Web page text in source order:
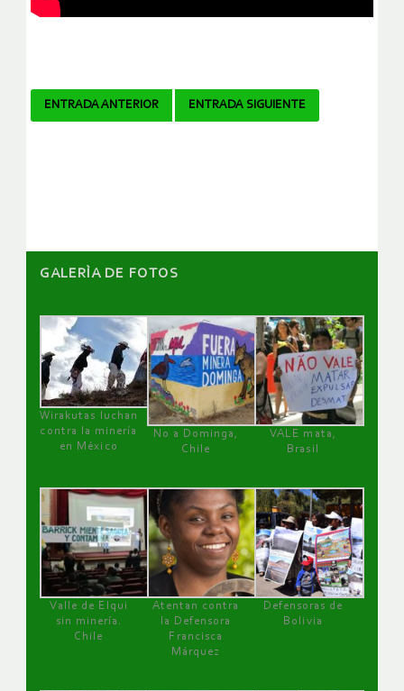
Navegador
ENTRADA ANTERIOR ENTRADA SIGUIENTE
GALERÌA DE FOTOS
Wirakutas luchan
contra la minería
en México
No a Dominga,
Chile
VALE mata,
Brasil
Valle de Elqui
sin minería.
Chile
Atentan contra
la Defensora
Francisca
Márquez
Defensoras de
Bolivia